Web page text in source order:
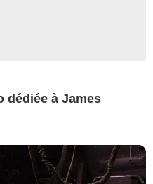
dédiée à James